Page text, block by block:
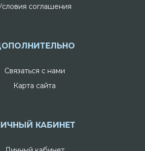
соглашения
Связаться с нами
Карта сайта
КАБИНЕТ